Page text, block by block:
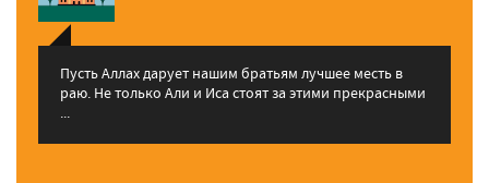
Пусть Аллах дарует нашим братьям лучшее месть в
раю. Не только Али и Иса стоят за этими прекрасными
...